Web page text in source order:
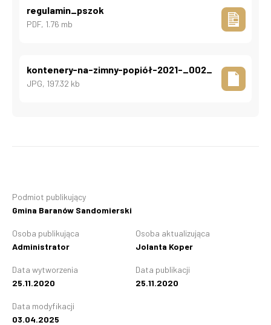
regulamin_pszok
PDF, 1.76 mb
kontenery-na-zimny-popiół-2021-_002_
JPG, 197.32 kb
Podmiot publikujący
Gmina Baranów Sandomierski
Osoba publikująca
Administrator
Osoba aktualizująca
Jolanta Koper
Data wytworzenia
25.11.2020
Data publikacji
25.11.2020
Data modyfikacji
03.04.2025